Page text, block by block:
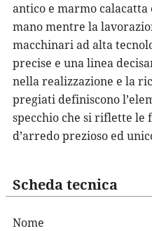
antico e marmo calacatta
mano mentre la
macchinari ad alta
precise e una linea
nella realizzazione e la
pregiati definiscono
specchio che si riflette
d’arredo prezioso ed
Scheda tecnica
Nome